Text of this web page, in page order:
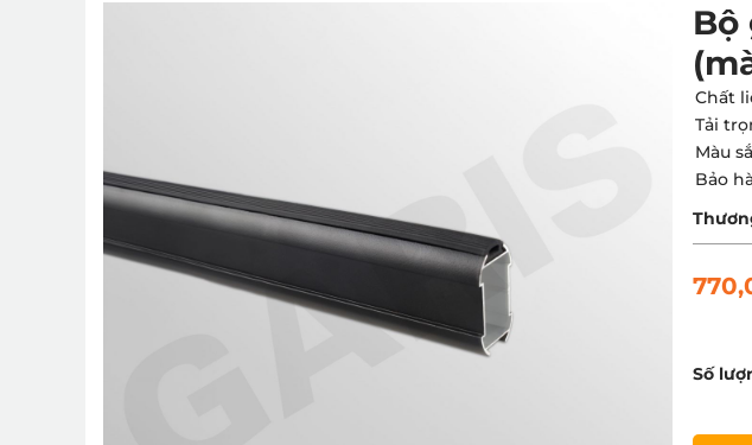
Bộ
Chất
Tải
Màu
Bảo
Số